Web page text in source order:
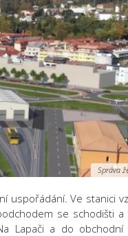
Správa
uspořádání. Ve stanici
se schodišti a
Lapači a do obchodní